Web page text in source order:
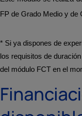
FP de Grado Medio y de
* Si ya dispones de
los requisitos de
del módulo FCT en el